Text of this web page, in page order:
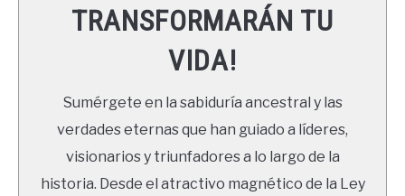
RECURSOS
NEWSLETTER
TRANSFORMARÁN TU
VIDA!
Sumérgete en la sabiduría ancestral y las
verdades eternas que han guiado a líderes,
visionarios y triunfadores a lo largo de la
historia. Desde el atractivo magnético de la Ley